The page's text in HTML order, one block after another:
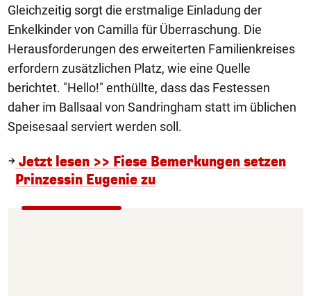
Gleichzeitig sorgt die erstmalige Einladung der
Enkelkinder von Camilla für Überraschung. Die
Herausforderungen des erweiterten Familienkreises
erfordern zusätzlichen Platz, wie eine Quelle
berichtet. "Hello!" enthüllte, dass das Festessen
daher im Ballsaal von Sandringham statt im üblichen
Speisesaal serviert werden soll.
Jetzt lesen >> Fiese Bemerkungen setzen
Prinzessin Eugenie zu